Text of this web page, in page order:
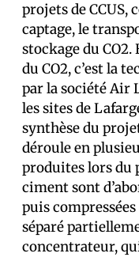
projets de CCUS,
captage, le
stockage du CO2.
du CO2, c’est la
par la société Air
les sites de
synthèse du
déroule en
produites lors du
ciment sont
puis compressées
séparé
concentrateur,